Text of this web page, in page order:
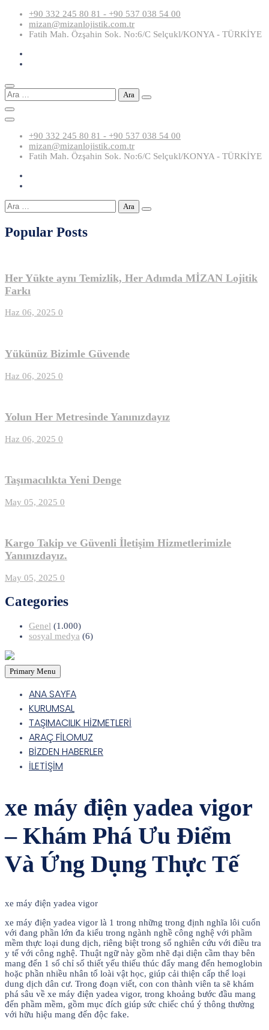
Skip
content
+90 332 245 80 81 - +90 537 038 54 00
mizan@mizanlojistik.com.tr
Fatih Mah. Özşahin Sok. No:6/C Selçukl/KONYA - TÜRKİYE
Arama:
+90 332 245 80 81 - +90 537 038 54 00
mizan@mizanlojistik.com.tr
Fatih Mah. Özşahin Sok. No:6/C Selçukl/KONYA - TÜRKİYE
Arama:
Popular Posts
Her Yükte aynı Temizlik, Her Adımda MİZAN Lojitik
Farkı
Haz 06, 2025 0
Yükünüz Bizimle Güvende
Haz 06, 2025 0
Yolun Her Metresinde Yanınızdayız
Haz 06, 2025 0
Taşımacılıkta Yeni Denge
May 05, 2025 0
Kargo Takip ve Güvenli İletişim Hizmetlerimizle
Yanınızdayız.
May 05, 2025 0
Categories
Genel (1.000)
sosyal medya (6)
Primary Menu
ANA SAYFA
KURUMSAL
TAŞIMACILIK HİZMETLERİ
ARAÇ FİLOMUZ
BİZDEN HABERLER
İLETİŞİM
xe máy điện yadea vigor
– Khám Phá Ưu Điểm
Và Ứng Dụng Thực Tế
xe máy điện yadea vigor
xe máy điện yadea vigor là 1 trong những trong định nghĩa lôi cuốn
với đang phần lớn đa kiểu trong ngành nghề công nghệ với phầm
mềm thực loại dung dịch, riêng biệt trong số nghiên cứu với điều tra
y tế với công nghệ. Thuật ngữ này gồm nhẽ đại diện cầm thay bên
mang đến 1 số chỉ số thiết yếu thiếu thúc đẩy mang đến hemoglobin
hoặc phần nhiều nhân tố loài vật học, giúp cải thiện cấp thể loại
dung dịch dân cư. Trong đoạn viết, con con thành viên ta sẽ khám
phá sâu về xe máy điện yadea vigor, trong khoảng bước đầu mang
đến phầm mềm, gồm mục đích giúp sức chiếc chú ý thông thường
với hữu hiệu mang đến độc fake.